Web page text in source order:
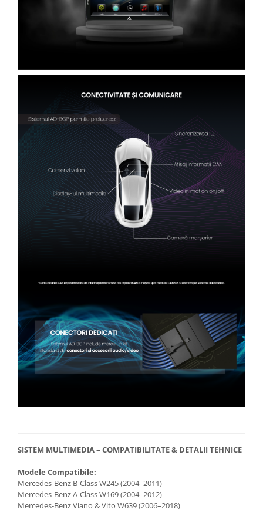
SISTEM MULTIMEDIA – COMPATIBILITATE & DETALII TEHNICE
Modele Compatibile:
Mercedes-Benz B-Class W245 (2004–2011)
Mercedes-Benz A-Class W169 (2004–2012)
Mercedes-Benz Viano & Vito W639 (2006–2018)